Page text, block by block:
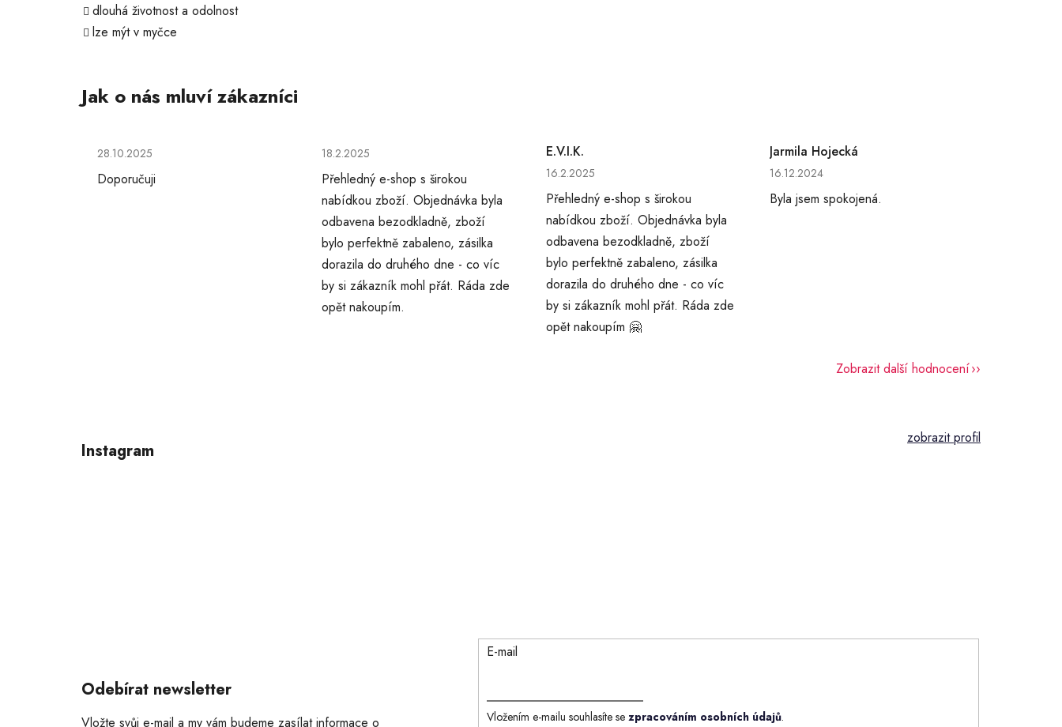
dlouhá životnost a odolnost
lze mýt v myčce
Hodnocení obchodu je 5 z 5 hvězdiček.
28.10.2025
Doporučuji
Hodnocení obchodu je 5 z 5 hvězdiček.
18.2.2025
Přehledný e-shop s širokou
nabídkou zboží. Objednávka byla
odbavena bezodkladně, zboží
bylo perfektně zabaleno, zásilka
dorazila do druhého dne - co víc
by si zákazník mohl přát. Ráda zde
opět nakoupím.
E.V.I.K.
Hodnocení obchodu je 5 z 5 hvězdiček.
16.2.2025
Přehledný e-shop s širokou
nabídkou zboží. Objednávka byla
odbavena bezodkladně, zboží
bylo perfektně zabaleno, zásilka
dorazila do druhého dne - co víc
by si zákazník mohl přát. Ráda zde
opět nakoupím 🤗
Jarmila Hojecká
Hodnocení obchodu je 5 z 5 hvězdiček.
16.12.2024
Byla jsem spokojená.
Zobrazit další hodnocení
Instagram
Odebírat newsletter
Vložte svůj e-mail a my vám budeme zasílat informace o
E-mail
Vložením e-mailu souhlasíte se zpracováním osobních údajů.